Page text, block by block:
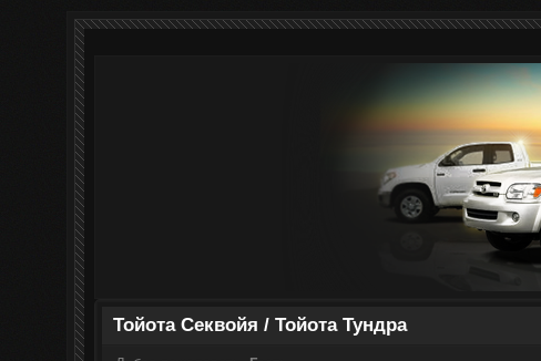
Тойота Секвойя / Тойота Тундра